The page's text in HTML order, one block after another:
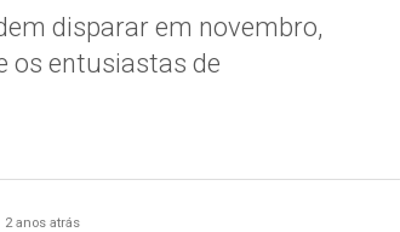
disparar em novembro,
os entusiastas de
2 anos atrás